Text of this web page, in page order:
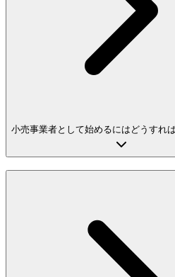
小売事業者として始めるにはどうすれ